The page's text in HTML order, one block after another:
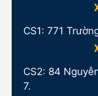
CS1: 771
CS2: 84
7.